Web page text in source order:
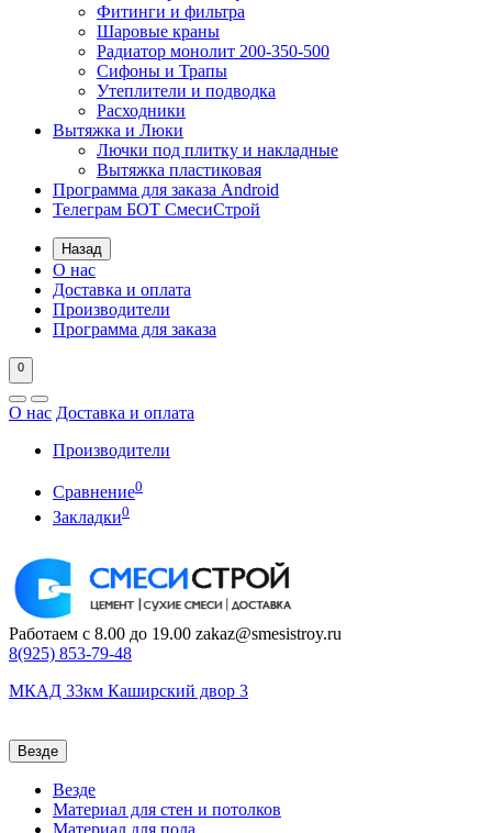
Фитинги и фильтра
Шаровые краны
Радиатор монолит 200-350-500
Сифоны и Трапы
Утеплители и подводка
Расходники
Вытяжка и Люки
Лючки под плитку и накладные
Вытяжка пластиковая
Программа для заказа Android
Телеграм БОТ СмесиСтрой
Назад
О нас
Доставка и оплата
Производители
Программа для заказа
0
О нас Доставка и оплата
Производители
Сравнение0
Закладки0
Работаем с 8.00 до 19.00 zakaz@smesistroy.ru
8(925) 853-79-48
МКАД 33км Каширский двор 3
Везде
Везде
Материал для стен и потолков
Материал для пола